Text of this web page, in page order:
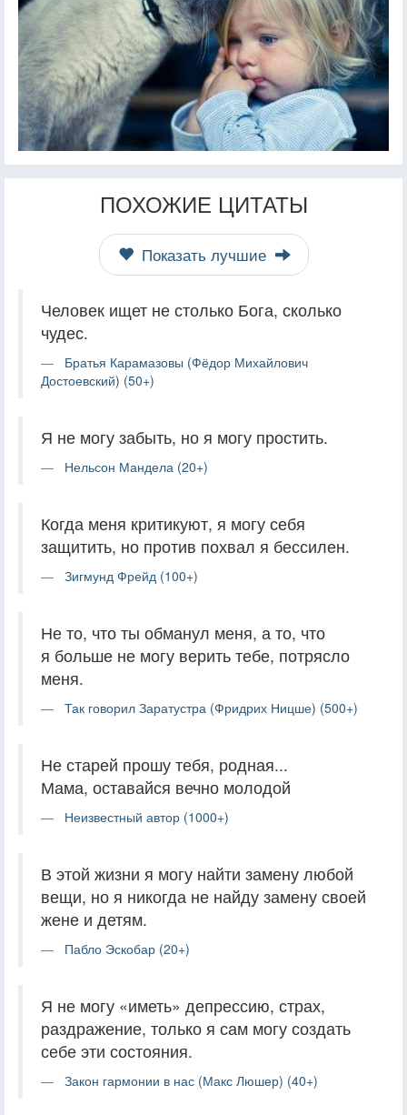
ПОХОЖИЕ ЦИТАТЫ
Показать лучшие
Человек ищет не столько Бога, сколько
чудес.
Братья Карамазовы (Фёдор Михайлович
Достоевский) (50+)
Я не могу забыть, но я могу простить.
Нельсон Мандела (20+)
Когда меня критикуют, я могу себя
защитить, но против похвал я бессилен.
Зигмунд Фрейд (100+)
Не то, что ты обманул меня, а то, что
я больше не могу верить тебе, потрясло
меня.
Так говорил Заратустра (Фридрих Ницше) (500+)
Не старей прошу тебя, родная...
Мама, оставайся вечно молодой
Неизвестный автор (1000+)
В этой жизни я могу найти замену любой
вещи, но я никогда не найду замену своей
жене и детям.
Пабло Эскобар (20+)
Я не могу «иметь» депрессию, страх,
раздражение, только я сам могу создать
себе эти состояния.
Закон гармонии в нас (Макс Люшер) (40+)